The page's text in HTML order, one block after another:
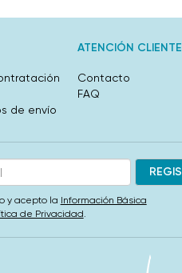
de envío
ATENCIÓN CLIENTE
Contacto
FAQ
y acepto la Información Básica
de Privacidad.